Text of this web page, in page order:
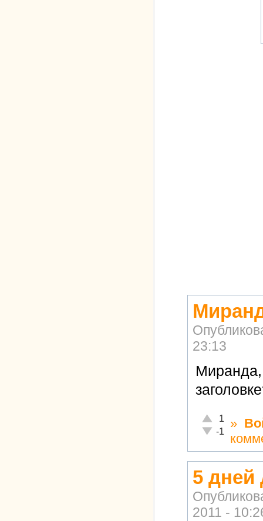
23:13
Отлично!
1
Неадекватно!
-1
»
5 дней
2011 -